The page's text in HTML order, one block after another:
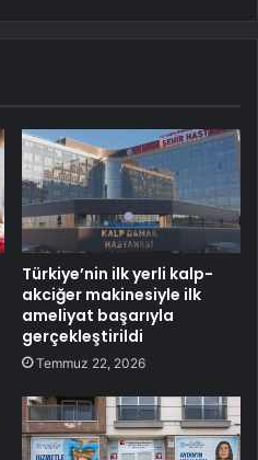
Türkiye’nin ilk yerli kalp-
akciğer makinesiyle ilk
ameliyat başarıyla
gerçekleştirildi
Temmuz 22, 2026